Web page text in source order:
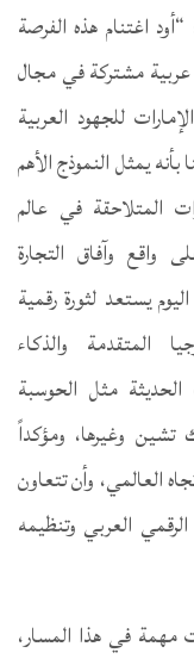
اغتنام هذه الفرصة
مشتركة في مجال
للجهود العربية
يمثل النموذج الأهم
المتلاحقة في عالم
واقع وآفاق التجارة
يستعد لثورة رقمية
المتقدمة والذكاء
الحديثة مثل الحوسبة
تشين وغيرها، ومؤكداً
العالمي، وأن تتعاون
العربي وتنظيمه
مهمة في هذا المسار،